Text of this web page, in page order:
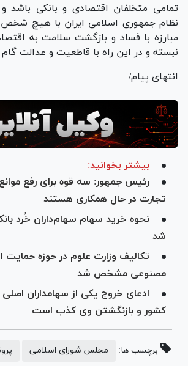
تمامی متخلفان اقتصادی و بانکی باشد
نظام جمهوری اسلامی ایران با هیچ
مبارزه با فساد و بازگشت سلامت به
نبسته و در این راه با قاطعیت و عدالت گام
انتهای پیام/
بیشتر بخوانید:
رئیس جمهور: سه قوه برای رفع
تجارت در حال همکاری هستند
نحوه خرید سهام سهام‌داران خُرد
شد
تکالیف وزارت علوم در حوزه
مصنوعی مشخص شد
ادعای خروج یکی از سهامداران اصلی
کشور و بازنگشتن وی کذب است
برچسب ها: مجلس شورای اسلامی